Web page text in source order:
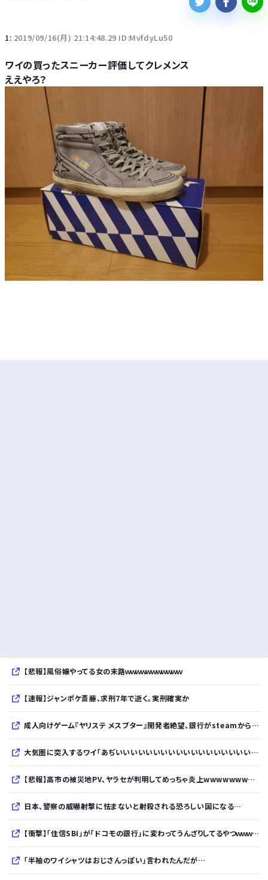
1: 2019/09/16(月) 21:14:48.29 ID:MvfdyLu50
ワイの買ったスニーカー評価してクレメンス
ええやろ？
【悲報】風俗嬢やってる女の末路ｗｗｗｗｗｗｗｗｗｗｗ
【速報】ジャンポケ斎藤、求刑7年で逝く。実刑確実か
成人向けゲーム『ヤリステ メスブター』開発者絶望、銀行がsteamからの入金を拒否→金が入ってなくても売上金額分の納税義務あり
大気圏に突入するワイ「あぢいいいいいいいいいいいいいいいいいい！！！！」
【悲報】高市の被災地PV、ヤラセが判明してめっちゃ炎上wwwwwwwwwwwwwwwwwwwwwwwwwww
日本、警察の威嚇射撃に怯まないと射殺される恐ろしい国になる…
【衝撃】「住信SBI」が「ドコモの銀行」に変わってうんざりしてるやつｗｗｗｗｗ
「半袖のワイシャツはおじさんっぽい」言われたんだが…